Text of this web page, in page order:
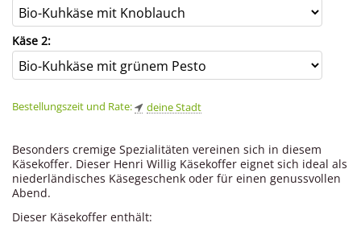
Käse 2:
Bestellungszeit und Rate: deine Stadt
Besonders cremige Spezialitäten vereinen sich in diesem
Käsekoffer. Dieser Henri Willig Käsekoffer eignet sich ideal als
niederländisches Käsegeschenk oder für einen genussvollen
Abend.
Dieser Käsekoffer enthält: